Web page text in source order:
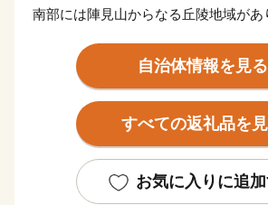
南部には陣見山からなる丘陵地域があ
や田園の広がる農村風景は、人々にや
を与えています。
少子高齢化の傾向は、美里町において
含まれております。
自治体情報を見る
すべての返礼品を
お気に入りに追